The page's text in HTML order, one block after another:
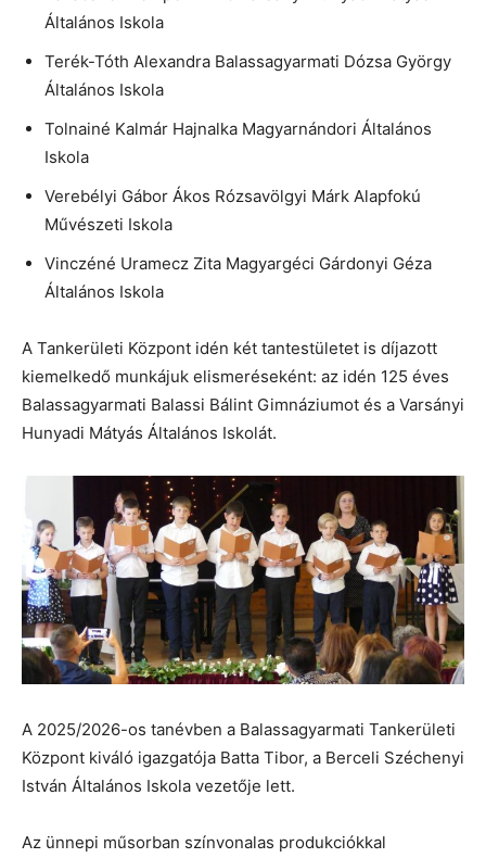
Általános Iskola
Terék-Tóth Alexandra Balassagyarmati Dózsa György
Általános Iskola
Tolnainé Kalmár Hajnalka Magyarnándori Általános
Iskola
Verebélyi Gábor Ákos Rózsavölgyi Márk Alapfokú
Művészeti Iskola
Vinczéné Uramecz Zita Magyargéci Gárdonyi Géza
Általános Iskola
A Tankerületi Központ idén két tantestületet is díjazott
kiemelkedő munkájuk elismeréseként: az idén 125 éves
Balassagyarmati Balassi Bálint Gimnáziumot és a Varsányi
Hunyadi Mátyás Általános Iskolát.
A 2025/2026-os tanévben a Balassagyarmati Tankerületi
Központ kiváló igazgatója Batta Tibor, a Berceli Széchenyi
István Általános Iskola vezetője lett.
Az ünnepi műsorban színvonalas produkciókkal